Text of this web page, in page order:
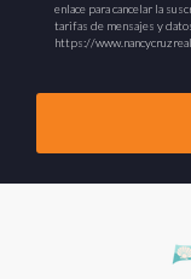
enlace para cancelar la
tarifas de mensajes y
https://